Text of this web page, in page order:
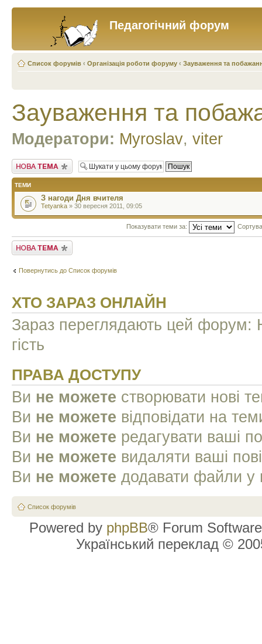
Педагогічний форум
Список форумів ‹ Організація роботи форуму ‹ Зауваження та
Зауваження та
Модератори: Myroslav, viter
Створити нову тему
ТЕМИ
З нагоди Дня вчителя
Tetyanka » 30 вересня 2011, 09:05
Показувати теми за:
Створити нову тему
Повернутись до Список форумів
ХТО ЗАРАЗ ОНЛАЙН
Зараз переглядають цей форум:
гість
ПРАВА ДОСТУПУ
Ви не можете створювати нові
Ви не можете відповідати на
Ви не можете редагувати ваші
Ви не можете видаляти ваші
Ви не можете додавати файли у
Список форумів
Powered by phpBB® Forum
Український переклад ©